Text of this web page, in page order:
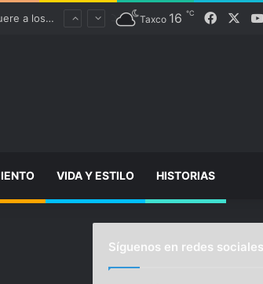
rotuliano Taxco 16 ℃
VIDA Y ESTILO HISTORIAS
Síguenos en redes sociales